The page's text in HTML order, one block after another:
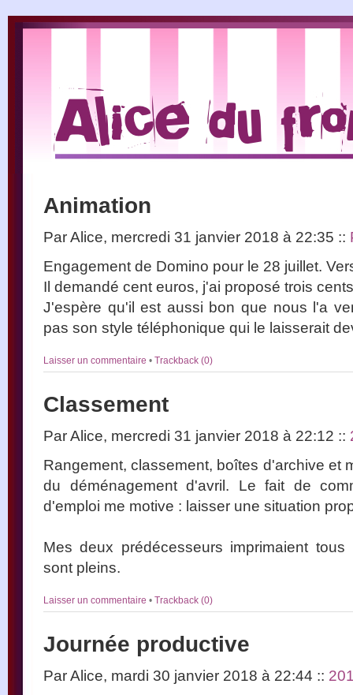
Animation
Par Alice, mercredi 31 janvier 2018 à 22:35 ::
Engagement de Domino pour le 28 juillet.
Il demandé cent euros, j'ai proposé trois
J'espère qu'il est aussi bon que nous l'a
pas son style téléphonique qui le laisserait
Laisser un commentaire • Trackback (0)
Classement
Par Alice, mercredi 31 janvier 2018 à 22:12 ::
Rangement, classement, boîtes d'archive et
du déménagement d'avril. Le fait de
d'emploi me motive : laisser une situation
Mes deux prédécesseurs imprimaient
sont pleins.
Laisser un commentaire • Trackback (0)
Journée productive
Par Alice, mardi 30 janvier 2018 à 22:44 ::